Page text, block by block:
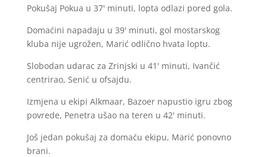
Pokušaj Pokua u 37' minuti, lopta odlazi pored gola.
Domaćini napadaju u 39' minuti, gol mostarskog
kluba nije ugrožen, Marić odlično hvata loptu.
Slobodan udarac za Zrinjski u 41' minuti, Ivančić
centrirao, Senić u ofsajdu.
Izmjena u ekipi Alkmaar, Bazoer napustio igru zbog
povrede, Penetra ušao na teren u 42' minuti.
Još jedan pokušaj za domaću ekipu, Marić ponovno
brani.